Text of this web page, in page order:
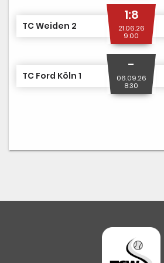
TC Weiden 2
1:8
21.06.26
9:00
TC Ford Köln 1
-
06.09.26
8:30